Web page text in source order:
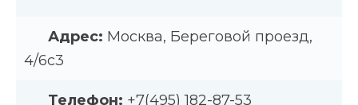
Адрес: Москва, Береговой проезд,
4/6с3
Телефон: +7(495) 182-87-53